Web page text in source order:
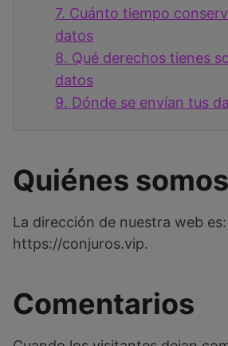
7. Cuánto tiempo
datos
8. Qué derechos tienes
datos
9. Dónde se envían tus
Quiénes somos
La dirección de nuestra web es:
https://conjuros.vip.
Comentarios